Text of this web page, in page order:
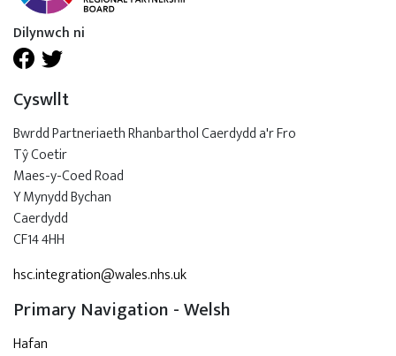
Dilynwch ni
Cyswllt
Bwrdd Partneriaeth Rhanbarthol Caerdydd a'r Fro
Tŷ Coetir
Maes-y-Coed Road
Y Mynydd Bychan
Caerdydd
CF14 4HH
hsc.integration@wales.nhs.uk
Primary Navigation - Welsh
Hafan